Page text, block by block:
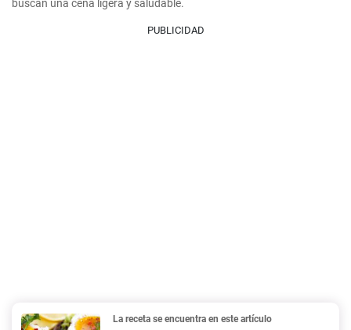
buscan una cena ligera y saludable.
PUBLICIDAD
La receta se encuentra en este artículo